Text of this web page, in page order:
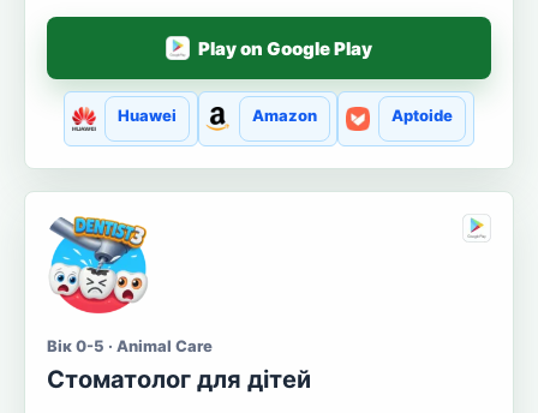
Play on Google Play
Huawei Amazon Aptoide
Вік 0-5 · Animal Care
Стоматолог для дітей